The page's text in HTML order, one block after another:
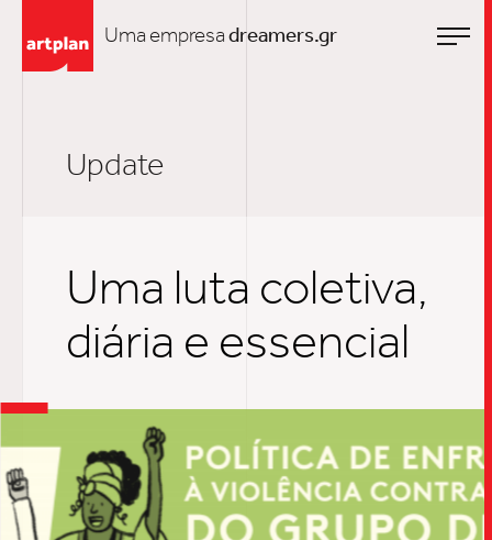
Uma empresadreamers.gr
Update
Uma luta coletiva,
diária e essencial